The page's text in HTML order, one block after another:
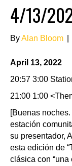
4/13/
ByAlan Bloom
April 13, 2022
20:57 3:00
21:00 1:00
[Buenas
estación
su presentador,
esta edición de
clásica con “una